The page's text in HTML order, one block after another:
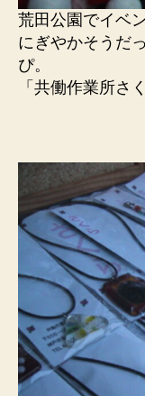
荒田公園でイベ
にぎやかそうだ
ぴ。
「共働作業所さ